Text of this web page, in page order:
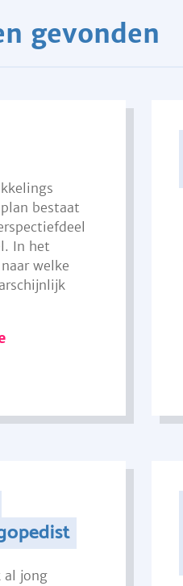
gevonden
bestaat
In het
welke
al jong